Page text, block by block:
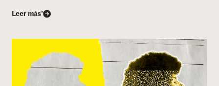
Leer más’